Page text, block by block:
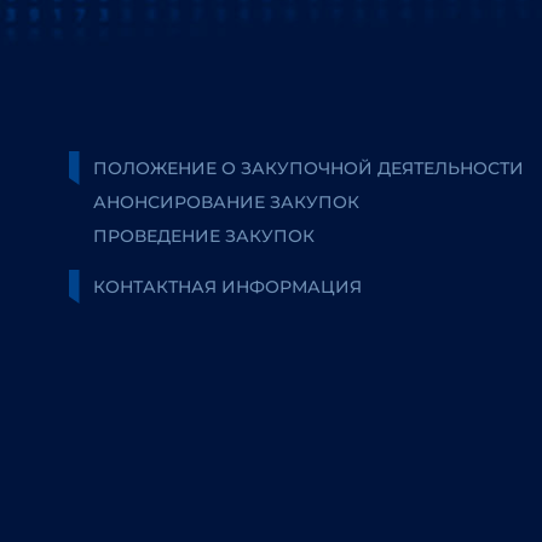
ПОЛОЖЕНИЕ О ЗАКУПОЧНОЙ ДЕЯТЕЛЬНОСТИ
АНОНСИРОВАНИЕ ЗАКУПОК
ПРОВЕДЕНИЕ ЗАКУПОК
КОНТАКТНАЯ ИНФОРМАЦИЯ